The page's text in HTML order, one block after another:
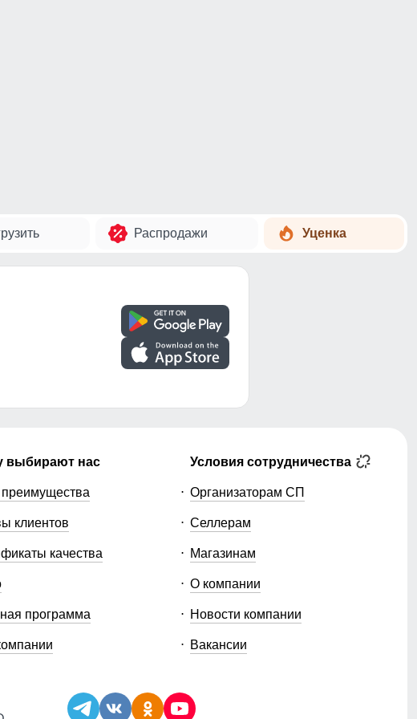
Распродажи Уценка
выбирают нас
клиентов
качества
программа
Условия сотрудничества
Организаторам СП
Селлерам
Магазинам
О компании
Новости компании
Вакансии